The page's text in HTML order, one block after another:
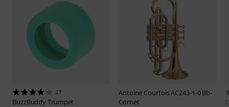
27
BuzzBuddyTrumpet
Antoine CourtoisAC243-1-0 Bb-
Cornet